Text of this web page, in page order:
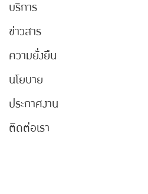
บริการ
ข่าวสาร
ความยั่งยืน
นโยบาย
ประกาศงาน
ติดต่อเรา